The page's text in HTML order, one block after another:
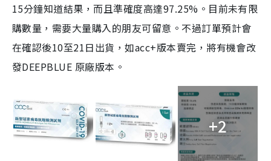
15分鐘知道結果，而且準確度高達97.25%。目前未有限
購數量，需要大量購入的朋友可留意。不過訂單預計會
在確認後10至21日出貨，如acc+版本賣完，將有機會改
發DEEPBLUE 原廠版本。
+2